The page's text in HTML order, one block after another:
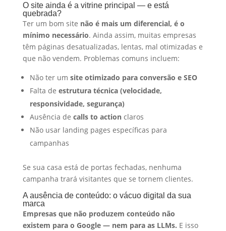
O site ainda é a vitrine principal — e está
quebrada?
Ter um bom site não é mais um diferencial, é o
mínimo necessário. Ainda assim, muitas empresas
têm páginas desatualizadas, lentas, mal otimizadas e
que não vendem. Problemas comuns incluem:
Não ter um site otimizado para conversão e SEO
Falta de estrutura técnica (velocidade,
responsividade, segurança)
Ausência de calls to actionclaros
Não usar landing pages específicas para
campanhas
Se sua casa está de portas fechadas, nenhuma
campanha trará visitantes que se tornem clientes.
A ausência de conteúdo: o vácuo digital da sua
marca
Empresas que não produzem conteúdo não
existem para o Google — nem para as LLMs. E isso